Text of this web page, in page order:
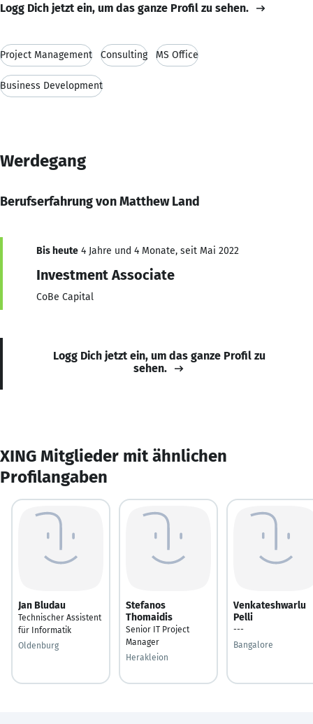
Logg Dich jetzt ein, um das ganze Profil zu sehen.
Project Management Consulting MS Office
Business Development
Werdegang
Berufserfahrung von Matthew Land
Bis heute 4 Jahre und 4 Monate, seit Mai 2022
Investment Associate
CoBe Capital
Logg Dich jetzt ein, um das ganze Profil zu
sehen.
XING Mitglieder mit ähnlichen
Profilangaben
Jan Bludau
Technischer Assistent
für Informatik
Oldenburg
Stefanos
Thomaidis
Senior IT Project
Manager
Herakleion
Venkateshwarlu
Pelli
---
Bangalore